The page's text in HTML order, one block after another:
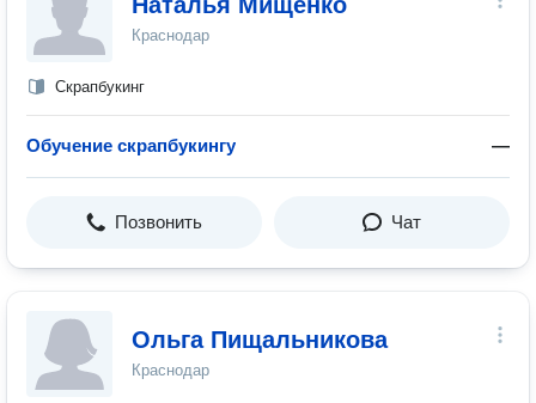
Краснодар
Скрапбукинг
Обучение скрапбукингу —
Позвонить Чат
Ольга Пищальникова
Краснодар